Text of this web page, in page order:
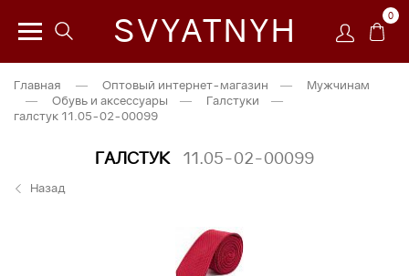
SVYATNYH 0
Главная — Оптовый интернет-магазин —
Мужчинам
—
Обувь и аксессуары — Галстуки
—
галстук 11.05-02-00099
ГАЛСТУК 11.05-02-00099
Назад